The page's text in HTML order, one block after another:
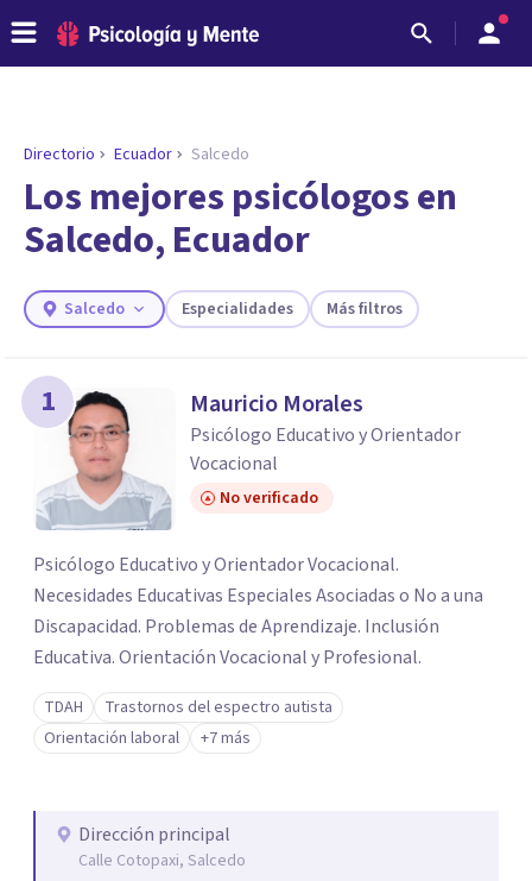
ENCONTRAR MI TERAPEUTA
¿Necesitas ayuda para encontrar el
psicólogo adecuado?
Responde a unas breves preguntas y te ofreceremos
necesidades.
Responder cuestionario
Directorio Ecuador Salcedo
Los mejores psicólogos en
Salcedo, Ecuador
Salcedo Especialidades Más filtros
1 Mauricio Morales
Psicólogo Educativo y Orientador
Vocacional
No verificado
Psicólogo Educativo y Orientador Vocacional.
Necesidades Educativas Especiales Asociadas o No a una
Discapacidad. Problemas de Aprendizaje. Inclusión
Educativa. Orientación Vocacional y Profesional.
TDAH
Trastornos del espectro autista
Orientación laboral
+7 más
Dirección principal
Calle Cotopaxi, Salcedo